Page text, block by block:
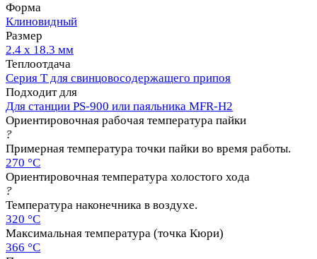
Форма
Клиновидный
Размер
2.4 х 18.3 мм
Теплоотдача
Серия T для свинцовосодержащего припоя
Подходит для
Для станции PS-900 или паяльника MFR-H2
Ориентировочная рабочая температура пайки
?
Примерная температура точки пайки во время работы.
270 °C
Ориентировочная температура холостого хода
?
Температура наконечника в воздухе.
320 °C
Максимальная температура (точка Кюри)
366 °C